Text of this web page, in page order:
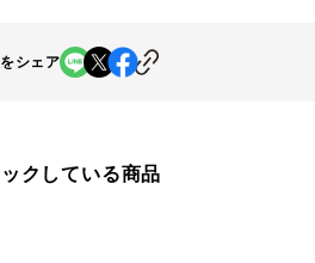
シェア
クしている商品